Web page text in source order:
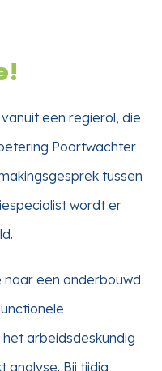
een regierol, die
Poortwachter
tussen
wordt er
naar een onderbouwd
arbeidsdeskundig
analyse. Bij tijdig